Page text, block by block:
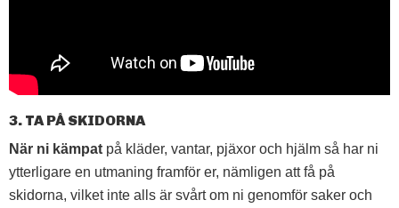
3. TA PÅ SKIDORNA
När ni kämpat på kläder, vantar, pjäxor och hjälm så har ni
ytterligare en utmaning framför er, nämligen att få på
skidorna, vilket inte alls är svårt om ni genomför saker och